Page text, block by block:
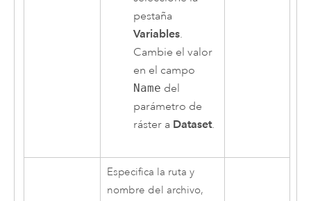
pestaña
Variables.
Cambie el valor
en el campo
Name del
parámetro de
ráster a Dataset.
Especifica la ruta y
nombre del archivo,